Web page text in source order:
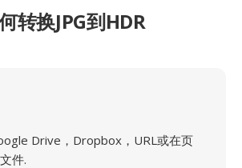
转换JPG到HDR
Drive，Dropbox，URL或在页
件.